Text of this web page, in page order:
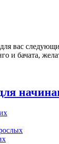
вас
и бачата,